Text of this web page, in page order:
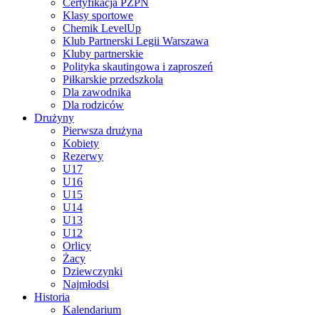
Certyfikacja PZPN
Klasy sportowe
Chemik LevelUp
Klub Partnerski Legii Warszawa
Kluby partnerskie
Polityka skautingowa i zaproszeń
Piłkarskie przedszkola
Dla zawodnika
Dla rodziców
Drużyny
Pierwsza drużyna
Kobiety
Rezerwy
U17
U16
U15
U14
U13
U12
Orlicy
Żacy
Dziewczynki
Najmłodsi
Historia
Kalendarium